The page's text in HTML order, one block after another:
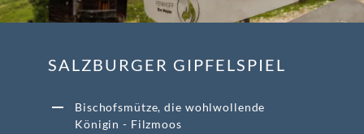
SALZBURGER GIPFELSPIEL
Bischofsmütze, die wohlwollende
Königin - Filzmoos